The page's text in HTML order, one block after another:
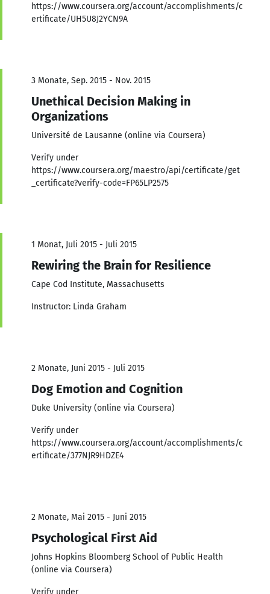
https://www.coursera.org/account/accomplishments/c
ertificate/UH5U8J2YCN9A
3 Monate, Sep. 2015 - Nov. 2015
Unethical Decision Making in
Organizations
Université de Lausanne (online via Coursera)
Verify under
https://www.coursera.org/maestro/api/certificate/get
_certificate?verify-code=FP65LP2575
1 Monat, Juli 2015 - Juli 2015
Rewiring the Brain for Resilience
Cape Cod Institute, Massachusetts
Instructor: Linda Graham
2 Monate, Juni 2015 - Juli 2015
Dog Emotion and Cognition
Duke University (online via Coursera)
Verify under
https://www.coursera.org/account/accomplishments/c
ertificate/377NJR9HDZE4
2 Monate, Mai 2015 - Juni 2015
Psychological First Aid
Johns Hopkins Bloomberg School of Public Health
(online via Coursera)
Verify under